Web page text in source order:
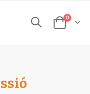
Cesta
0elements